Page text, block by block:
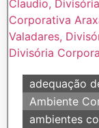
adequação
Ambiente
ambientes